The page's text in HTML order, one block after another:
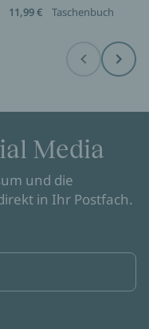
11,99 €
Taschenbuch
Before Next
Media
und die
in Ihr Postfach.